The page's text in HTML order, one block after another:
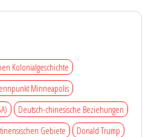
Kolonialgeschichte
Minneapolis
Deutsch-chinesische Beziehungen
Gebiete
Donald Trump